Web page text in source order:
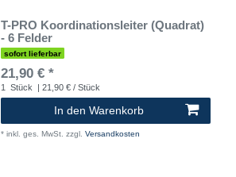
T-PRO Koordinationsleiter (Quadrat)
- 6 Felder
sofort lieferbar
21,90 € *
1 Stück | 21,90 € / Stück
In den Warenkorb
* inkl. ges. MwSt. zzgl. Versandkosten